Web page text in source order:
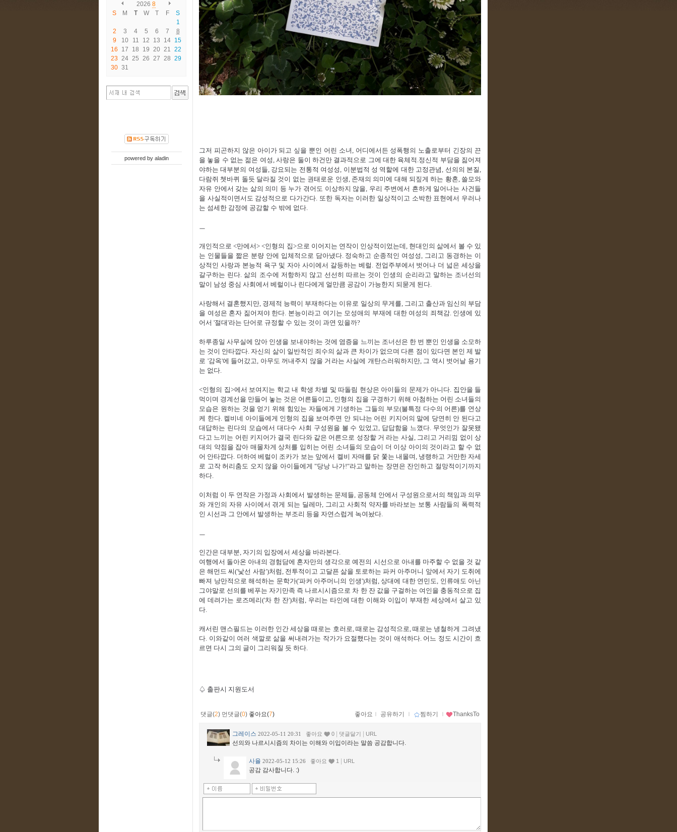
2026 8
S
M T W T F
S
1
2
3 4 5 6 7
8
9
10 11 12 13 14 15
16
17 18 19 20 21 22
23 24 25 26 27 28 29
30 31
powered by aladin
그저 피곤하지 않은 아이가 되고 싶을 뿐인 어린 소녀, 어디에서든 성폭행의 노출로부터 긴장의 끈
을 놓을 수 없는 젊은 여성, 사랑은 둘이 하건만 결과적으로 그에 대한 육체적.정신적 부담을 짊어져
야하는 대부분의 여성들, 강요되는 전통적 여성성, 이분법적 성 역할에 대한 고정관념, 선의의 본질,
다람쥐 쳇바퀴 돌듯 달라질 것이 없는 권태로운 인생, 존재의 의미에 대해 되짚게 하는 황혼, 쓸모와
자유 안에서 갖는 삶의 의미 등 누가 겪어도 이상하지 않을, 우리 주변에서 흔하게 일어나는 사건들
을 사실적이면서도 감성적으로 다가간다. 또한 독자는 이러한 일상적이고 소박한 표현에서 우러나
는 섬세한 감정에 공감할 수 밖에 없다.
ㅡ
개인적으로 <만에서> <인형의 집>으로 이어지는 연작이 인상적이었는데, 현대인의 삶에서 볼 수 있
는 인물들을 짧은 분량 안에 입체적으로 담아냈다. 정숙하고 순종적인 여성성, 그리고 동경하는 이
상적인 사랑과 본능적 욕구 및 자아 사이에서 갈등하는 베럴. 전업주부에서 벗어나 더 넓은 세상을
갈구하는 린다. 삶의 조수에 저항하지 않고 선선히 따르는 것이 인생의 순리라고 말하는 조너선의
말이 남성 중심 사회에서 베럴이나 린다에게 얼만큼 공감이 가능한지 되묻게 된다.
사랑해서 결혼했지만, 경제적 능력이 부재하다는 이유로 일상의 무게를, 그리고 출산과 임신의 부담
을 여성은 혼자 짊어져야 한다. 본능이라고 여기는 모성애의 부재에 대한 여성의 죄책감. 인생에 있
어서 '절대'라는 단어로 규정할 수 있는 것이 과연 있을까?
하루종일 사무실에 앉아 인생을 보내야하는 것에 염증을 느끼는 조너선은 한 번 뿐인 인생을 소모하
는 것이 안타깝다. 자신의 삶이 일반적인 죄수의 삶과 큰 차이가 없으며 다른 점이 있다면 본인 제 발
로 '감옥'에 들어갔고, 아무도 꺼내주지 않을 거라는 사실에 개탄스러워하지만, 그 역시 벗어날 용기
는 없다.
<인형의 집>에서 보여지는 학교 내 학생 차별 및 따돌림 현상은 아이들의 문제가 아니다. 집안을 들
먹이며 경계선을 만들어 놓는 것은 어른들이고, 인형의 집을 구경하기 위해 아첨하는 어린 소녀들의
모습은 원하는 것을 얻기 위해 힘있는 자들에게 기생하는 그들의 부모(불특정 다수의 어른)를 연상
케 한다. 켈비네 아이들에게 인형의 집을 보여주면 안 되냐는 어린 키지어의 말에 당연히 안 된다고
대답하는 린다의 모습에서 대다수 사회 구성원을 볼 수 있었고, 답답함을 느꼈다. 무엇인가 잘못됐
다고 느끼는 어린 키지어가 결국 린다와 같은 어른으로 성장할 거 라는 사실, 그리고 거리낌 없이 상
대의 약점을 잡아 매몰차게 상처를 입히는 어린 소녀들의 모습이 더 이상 아이의 것이라고 할 수 없
어 안타깝다. 더하여 베럴이 조카가 보는 앞에서 켈비 자매를 닭 쫓는 내몰며, 냉랭하고 거만한 자세
로 고작 허리춤도 오지 않을 아이들에게 "당낭 나가!"라고 말하는 장면은 잔인하고 절망적이기까지
하다.
이처럼 이 두 연작은 가정과 사회에서 발생하는 문제들, 공동체 안에서 구성원으로서의 책임과 의무
와 개인의 자유 사이에서 겪게 되는 딜레마, 그리고 사회적 약자를 바라보는 보통 사람들의 폭력적
인 시선과 그 안에서 발생하는 부조리 등을 자연스럽게 녹여놨다.
ㅡ
인간은 대부분, 자기의 입장에서 세상을 바라본다.
여행에서 돌아온 아내의 경험담에 혼자만의 생각으로 예전의 시선으로 아내를 마주할 수 없을 것 같
은 해먼드 씨('낯선 사람')처럼, 전투적이고 고달픈 삶을 토로하는 파커 아주머니 앞에서 자기 도취에
빠져 낭만적으로 해석하는 문학가('파커 아주머니의 인생')처럼, 상대에 대한 연민도, 인류애도 아닌
그야말로 선의를 베푸는 자기만족 즉 나르시시즘으로 차 한 잔 값을 구걸하는 여인을 충동적으로 집
에 데려가는 로즈메리('차 한 잔')처럼, 우리는 타인에 대한 이해와 이입이 부재한 세상에서 살고 있
다.
캐서린 맨스필드는 이러한 인간 세상을 때로는 호러로, 때로는 감성적으로, 때로는 냉철하게 그려냈
다. 이와같이 여러 색깔로 삶을 써내려가는 작가가 요절했다는 것이 애석하다. 어느 정도 시간이 흐
르면 다시 그의 글이 그리워질 듯 하다.
♤ 출판시 지원도서
댓글(2) 먼댓글(0) 좋아요(7) 좋아요 ｌ 공유하기 ｌ 찜하기 ｌ ThanksTo
그레이스 2022-05-11 20:31 좋아요 0 댓글달기 URL
선의와 나르시시즘의 차이는 이해와 이입이라는 말씀 공감합니다.
사율 2022-05-12 15:26 좋아요 1 URL
공감 감사합니다. :)